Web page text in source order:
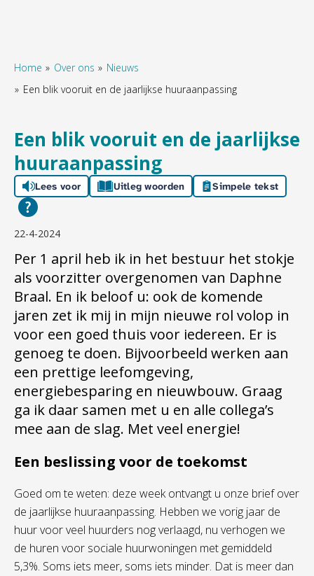
Home Over ons
Nieuws
Een blik vooruit en de jaarlijkse huuraanpassing
Een blik vooruit en de jaarlijkse
huuraanpassing
Lees voor Uitleg woorden Simpele tekst
22-4-2024
Per 1 april heb ik in het bestuur het stokje
als voorzitter overgenomen van Daphne
Braal. En ik beloof u: ook de komende
jaren zet ik mij in mijn nieuwe rol volop in
voor een goed thuis voor iedereen. Er is
genoeg te doen. Bijvoorbeeld werken aan
een prettige leefomgeving,
energiebesparing en nieuwbouw. Graag
ga ik daar samen met u en alle collega’s
mee aan de slag. Met veel energie!
Een beslissing voor de toekomst
Goed om te weten: deze week ontvangt u onze brief over
de jaarlijkse huuraanpassing. Hebben we vorig jaar de
huur voor veel huurders nog verlaagd, nu verhogen we
de huren voor sociale huurwoningen met gemiddeld
5,3%. Soms iets meer, soms iets minder. Dat is meer dan